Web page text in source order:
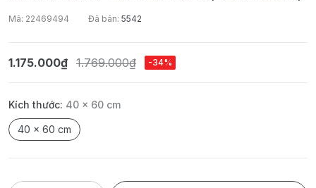
Mã: 22469494 Đã bán: 5542
1.175.000₫ 1.769.000₫ -34%
Kích thước: 40 x 60 cm
40 x 60 cm